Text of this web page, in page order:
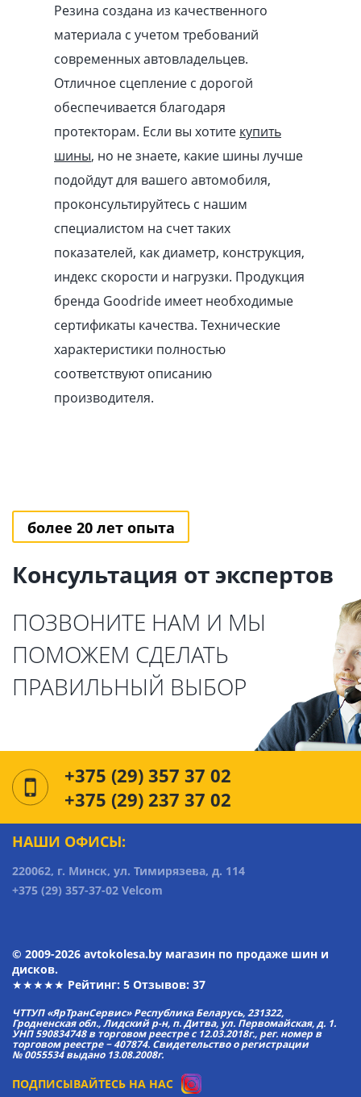
Резина создана из качественного
материала с учетом требований
современных автовладельцев.
Отличное сцепление с дорогой
обеспечивается благодаря
протекторам. Если вы хотите купить
шины, но не знаете, какие шины лучше
подойдут для вашего автомобиля,
проконсультируйтесь с нашим
специалистом на счет таких
показателей, как диаметр, конструкция,
индекс скорости и нагрузки. Продукция
бренда Goodride имеет необходимые
сертификаты качества. Технические
характеристики полностью
соответствуют описанию
производителя.
более 20 лет опыта
Консультация от экспертов
ПОЗВОНИТЕ НАМ И МЫ
ПОМОЖЕМ СДЕЛАТЬ
ПРАВИЛЬНЫЙ ВЫБОР
+375 (29) 357 37 02
+375 (29) 237 37 02
НАШИ ОФИСЫ:
220062, г. Минск, ул. Тимирязева, д. 114
+375 (29) 357-37-02 Velcom
© 2009-2026 avtokolesa.by магазин по продаже шин и
дисков.
★★★★★ Рейтинг: 5 Отзывов: 37
ЧТТУП «ЯрТранСервис» Республика Беларусь, 231322,
Гродненская обл., Лидский р-н, п. Дитва, ул. Первомайская, д. 1.
УНП 590834748 в торговом реестре с 12.03.2018г., рег. номер в
торговом реестре − 407874. Свидетельство о регистрации
№ 0055534 выдано 13.08.2008г.
ПОДПИСЫВАЙТЕСЬ НА НАС